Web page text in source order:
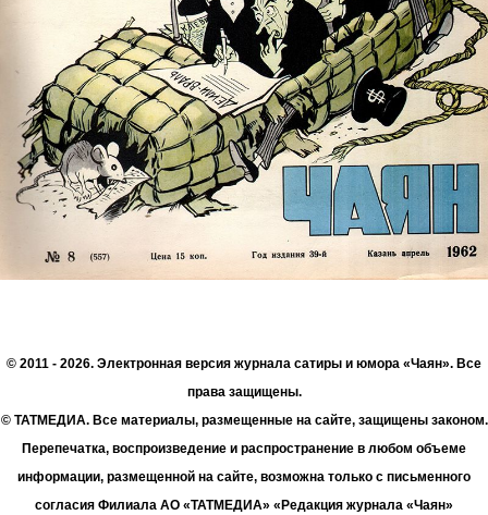
© 2011 - 2026. Электронная версия журнала сатиры и юмора «Чаян». Все
права защищены.
© ТАТМЕДИА. Все материалы, размещенные на сайте, защищены законом.
Перепечатка, воспроизведение и распространение в любом объеме
информации, размещенной на сайте, возможна только с письменного
согласия Филиала АО «ТАТМЕДИА» «Редакция журнала «Чаян»